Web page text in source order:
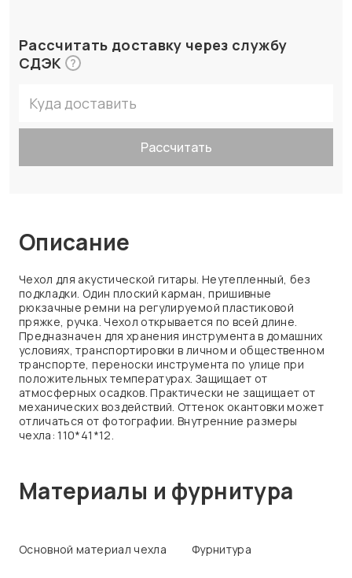
Рассчитать доставку через службу
СДЭК ?
Рассчитать
Описание
Чехол для акустической гитары. Неутепленный, без
подкладки. Один плоский карман, пришивные
рюкзачные ремни на регулируемой пластиковой
пряжке, ручка. Чехол открывается по всей длине.
Предназначен для хранения инструмента в домашних
условиях, транспортировки в личном и общественном
транспорте, переноски инструмента по улице при
положительных температурах. Защищает от
атмосферных осадков. Практически не защищает от
механических воздействий. Оттенок окантовки может
отличаться от фотографии. Внутренние размеры
чехла: 110*41*12.
Материалы и фурнитура
Основной материал чехла Фурнитура